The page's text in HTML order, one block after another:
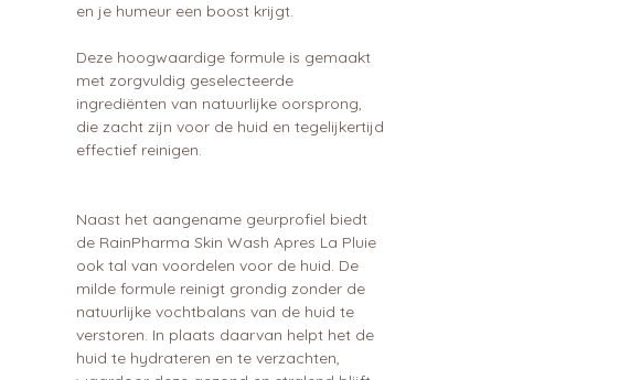
en je humeur een boost krijgt.
Deze hoogwaardige formule is gemaakt
met zorgvuldig geselecteerde
ingrediënten van natuurlijke oorsprong,
die zacht zijn voor de huid en tegelijkertijd
effectief reinigen.
Naast het aangename geurprofiel biedt
de RainPharma Skin Wash Apres La Pluie
ook tal van voordelen voor de huid. De
milde formule reinigt grondig zonder de
natuurlijke vochtbalans van de huid te
verstoren. In plaats daarvan helpt het de
huid te hydrateren en te verzachten,